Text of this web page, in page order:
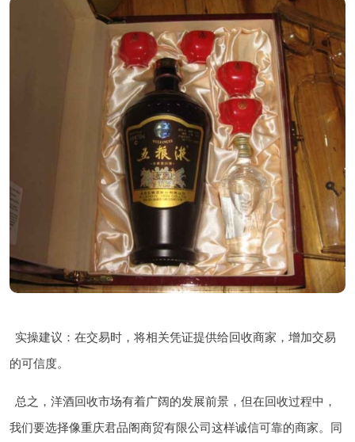
实操建议：在交易时，将相关凭证提供给回收商家，增加交易
的可信度。
总之，洋酒回收市场有着广阔的发展前景，但在回收过程中，
我们要选择像重庆君品阁商贸有限公司这样诚信可靠的商家。同